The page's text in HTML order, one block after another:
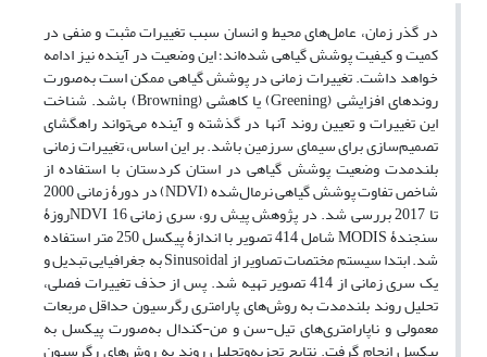
در گذر زمان، عامل‌های محیط و انسان سبب تغییرات مثبت و منفی در
کمیت و کیفیت پوشش گیاهی شده‌اند؛ این وضعیت در آینده نیز ادامه
خواهد داشت. تغییرات زمانی در پوشش گیاهی ممکن است به‌صورت
روندهای افزایشی (Greening) یا کاهشی (Browning) باشد. شناخت
این تغییرات و تعیین روند آنها در گذشته و آینده می‌تواند راهگشای
تصمیم‌سازی برای سیمای سرزمین باشد. بر این اساس، تغییرات زمانی
بلندمدت وضعیت پوشش گیاهی در استان کردستان با استفاده از
شاخص تفاوت پوشش گیاهی نرمال‌شده (NDVI) در دورۀ زمانی 2000
تا 2017 بررسی شد. در پژوهش پیش رو، سری زمانی NDVI 16روزۀ
سنجندۀ MODIS شامل 414 تصویر با اندازۀ پیکسل 250 متر استفاده
شد. ابتدا سیستم مختصات تصاویر از Sinusoidal به جغرافیایی تبدیل و
یک سری زمانی از 414 تصویر تهیه شد. پس از حذف تغییرات فصلی،
تحلیل روند بلندمدت به روش‌های پارامتری رگرسیون حداقل مربعات
معمولی و ناپارامتری‌های تیل-سن و من-کندال به‌صورت پیکسل به